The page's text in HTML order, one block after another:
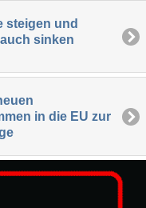
steigen und
sinken
in die EU zur